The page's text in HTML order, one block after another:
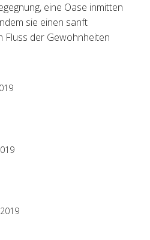
eine Oase inmitten
sie einen sanft
Fluss der Gewohnheiten